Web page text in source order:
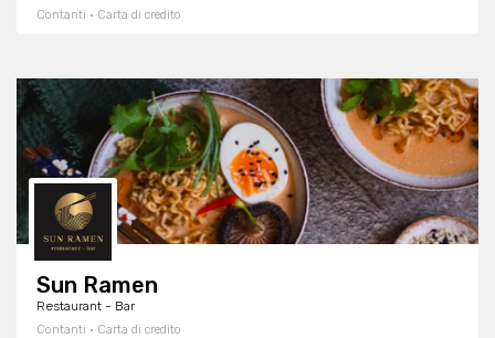
Contanti · Carta di credito
Sun Ramen
Restaurant - Bar
Contanti · Carta di credito